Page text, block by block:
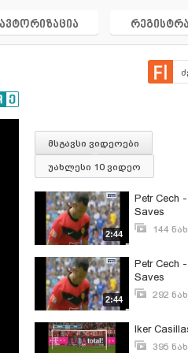
ავტორიზაცია
მსგავსი ვიდეოები
უახლესი 10 ვიდეო
2:44
Petr Cech
Saves
144
2:44
Petr Cech
Saves
292
Iker
395